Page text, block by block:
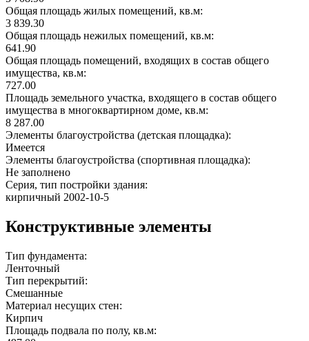
Общая площадь жилых помещений, кв.м:
3 839.30
Общая площадь нежилых помещений, кв.м:
641.90
Общая площадь помещений, входящих в состав общего
имущества, кв.м:
727.00
Площадь земельного участка, входящего в состав общего
имущества в многоквартирном доме, кв.м:
8 287.00
Элементы благоустройства (детская площадка):
Имеется
Элементы благоустройства (спортивная площадка):
Не заполнено
Серия, тип постройки здания:
кирпичный 2002-10-5
Конструктивные элементы
Тип фундамента:
Ленточный
Тип перекрытий:
Смешанные
Материал несущих стен:
Кирпич
Площадь подвала по полу, кв.м: